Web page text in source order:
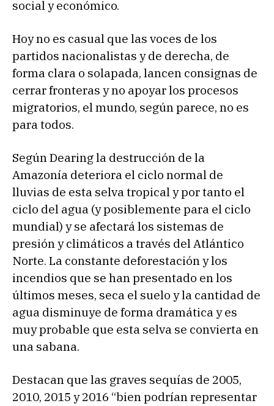
social y económico.
Hoy no es casual que las voces de los
partidos nacionalistas y de derecha, de
forma clara o solapada, lancen consignas de
cerrar fronteras y no apoyar los procesos
migratorios, el mundo, según parece, no es
para todos.
Según Dearing la destrucción de la
Amazonía deteriora el ciclo normal de
lluvias de esta selva tropical y por tanto el
ciclo del agua (y posiblemente para el ciclo
mundial) y se afectará los sistemas de
presión y climáticos a través del Atlántico
Norte. La constante deforestación y los
incendios que se han presentado en los
últimos meses, seca el suelo y la cantidad de
agua disminuye de forma dramática y es
muy probable que esta selva se convierta en
una sabana.
Destacan que las graves sequías de 2005,
2010, 2015 y 2016 “bien podrían representar